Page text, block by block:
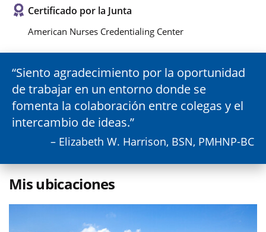
Certificado por la Junta
American Nurses Credentialing Center
Siento agradecimiento por la oportunidad
de trabajar en un entorno donde se
fomenta la colaboración entre colegas y el
intercambio de ideas.
– Elizabeth W. Harrison, BSN, PMHNP-BC
Mis ubicaciones